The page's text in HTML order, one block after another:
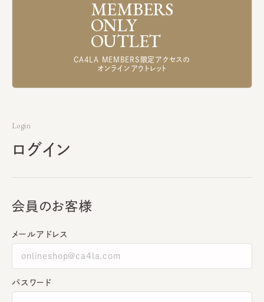
MEMBERS
ONLY
OUTLET
CA4LA MEMBERS限定アクセスの
オンラインアウトレット
Login
ログイン
会員のお客様
メールアドレス
パスワード